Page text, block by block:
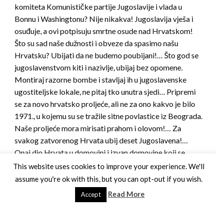
komiteta Komunističke partije Jugoslavije i vlada u
Bonnu i Washingtonu? Nije nikakva! Jugoslavija vješa i
osuđuje, a ovi potpisuju smrtne osude nad Hrvatskom!
Što su sad naše dužnosti i obveze da spasimo našu
Hrvatsku? Ubijati da ne budemo poubijani!… Što god se
jugoslavenstvom kiti i nazivlje, ubijaj bez opomene.
Montiraj razorne bombe i stavljaj ih u jugoslavenske
ugostiteljske lokale, ne pitaj tko unutra sjedi… Pripremi
se za novo hrvatsko proljeće, ali ne za ono kakvo je bilo
1971., u kojemu su se tražile sitne povlastice iz Beograda.
Naše proljeće mora mirisati prahom i olovom!… Za
svakog zatvorenog Hrvata ubij deset Jugoslavena!…
Onaj dio Hrvata u domovini i izvan domovine koji se
stavio u službu stranih vlada i država, dužni smo potući
bez razmišljanja… Prema tome, plaćenike treba poubijati
i za njima dolazi na red naš neprijatelj…«. Odmah se
vidjelo da taj tekst zaudara na udbašku provokaciju, no
This website uses cookies to improve your experience. We'll
assume you're ok with this, but you can opt-out if you wish.
Accept Read More